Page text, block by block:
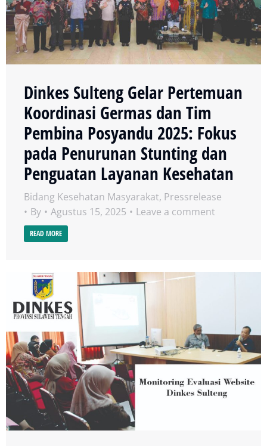
Dinkes Sulteng Gelar Pertemuan
Koordinasi Germas dan Tim
Pembina Posyandu 2025: Fokus
pada Penurunan Stunting dan
Penguatan Layanan Kesehatan
Bidang Kesehatan Masyarakat, Pressrelease
By
Agustus 15, 2025 Leave a comment
READ MORE